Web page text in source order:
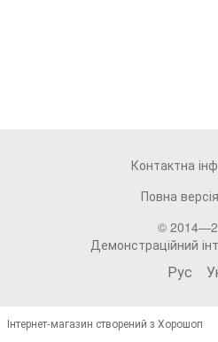
Контактна
Повна
©
Демонстраційний
Рус
Інтернет-магазин створений з Хорошоп